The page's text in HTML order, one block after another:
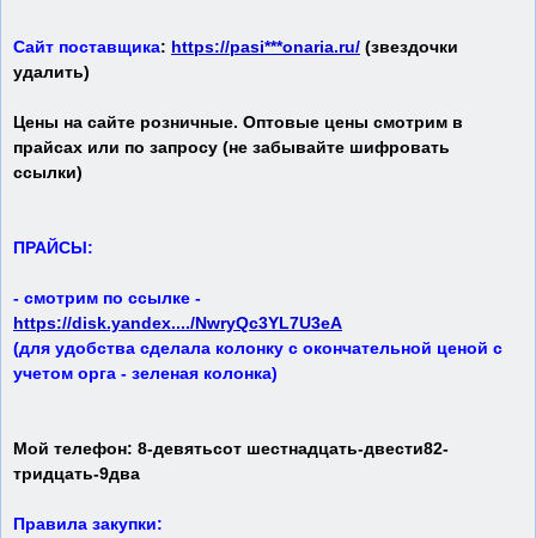
Сайт поставщика: https://pasi***onaria.ru/ (звездочки
удалить)
Цены на сайте розничные. Оптовые цены смотрим в
прайсах или по запросу (не забывайте шифровать
ссылки)
ПРАЙСЫ:
- смотрим по ссылке -
https://disk.yandex..../NwryQc3YL7U3eA
(для удобства сделала колонку с окончательной ценой с
учетом орга - зеленая колонка)
Мой телефон: 8-девятьсот шестнадцать-двести82-
тридцать-9два
Правила закупки: